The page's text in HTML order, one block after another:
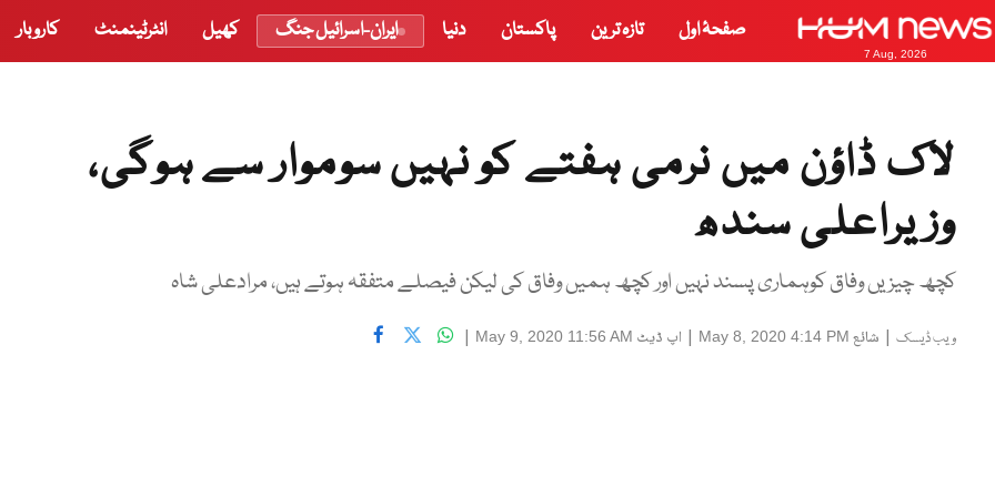
7 Aug, 2026
صفحۂ اول تازہ ترین پاکستان دنیا ایران-اسرائیل جنگ کھیل انٹرٹینمنٹ کاروبار
لاک ڈاؤن میں نرمی ہفتے کو نہیں سوموار سے ہوگی،
وزیراعلی سندھ
کچھ چیزیں وفاق کوہماری پسند نہیں اور کچھ ہمیں وفاق کی لیکن فیصلے متفقہ ہوتے ہیں، مرادعلی شاہ
ویب ڈیسک | شائع May 8, 2020 4:14 PM
| اپ ڈیٹ May 9, 2020 11:56 AM
|